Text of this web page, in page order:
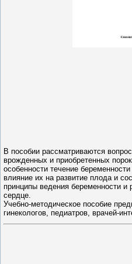
В пособии рассматриваются
врожденных и приобретенных
особенности течение
влияние их на развитие плода и
принципы ведения беременности
сердце.
Учебно-методическое пособие
гинекологов, педиатров, врачей-